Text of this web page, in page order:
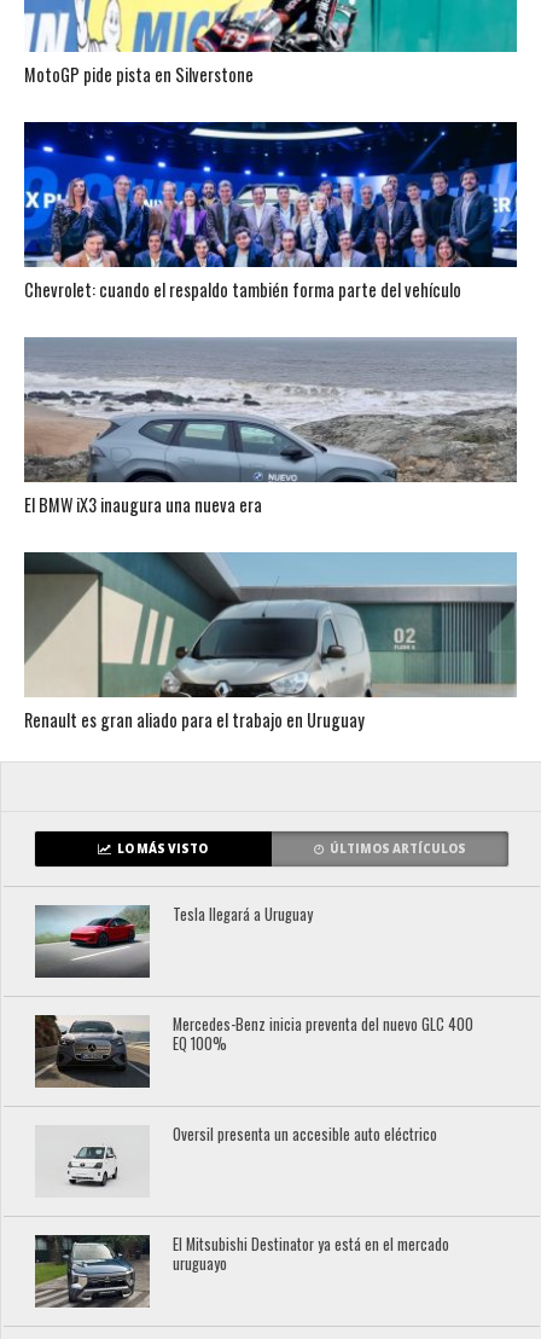
MotoGP pide pista en Silverstone
Chevrolet: cuando el respaldo también forma parte del vehículo
El BMW iX3 inaugura una nueva era
Renault es gran aliado para el trabajo en Uruguay
LO MÁS VISTO ÚLTIMOS ARTÍCULOS
Tesla llegará a Uruguay
Mercedes-Benz inicia preventa del nuevo GLC 400
EQ 100%
Oversil presenta un accesible auto eléctrico
El Mitsubishi Destinator ya está en el mercado
uruguayo